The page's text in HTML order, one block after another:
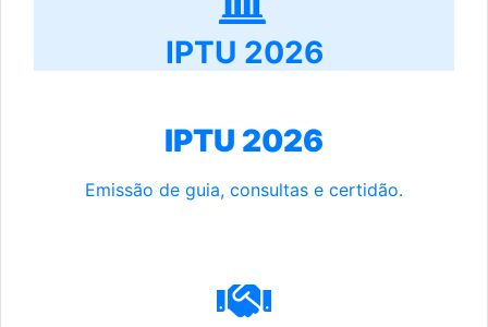
IPTU 2026
IPTU 2026
Emissão de guia, consultas e certidão.